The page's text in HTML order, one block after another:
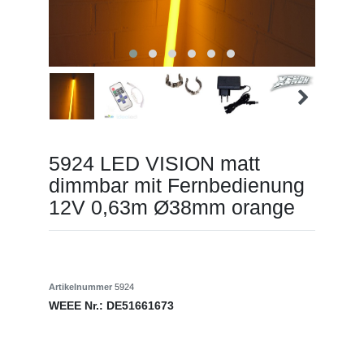
5924 LED VISION matt
dimmbar mit Fernbedienung
12V 0,63m Ø38mm orange
Artikelnummer 5924
WEEE Nr.: DE51661673